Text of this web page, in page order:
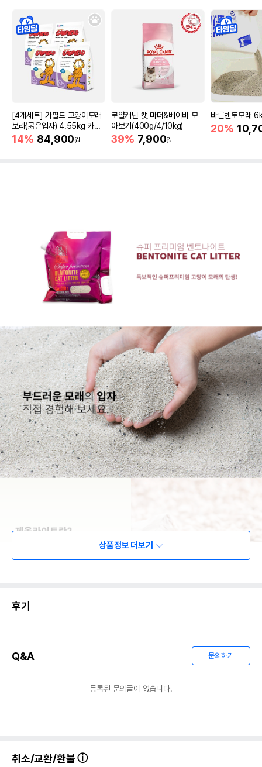
[4개세트] 가필드 고양이모래
보라(굵은입자) 4.55kg 카사
바모래
14% 84,900원
로얄캐닌 캣 마더&베이비 모
아보기(400g/4/10kg)
39% 7,900원
바른벤토모래
20%
상품정보 더보기
후기
Q&A 문의하기
등록된 문의글이 없습니다.
취소/교환/환불